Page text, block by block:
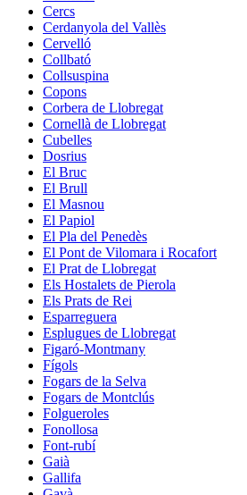
Cercs
Cerdanyola del Vallès
Cervelló
Collbató
Collsuspina
Copons
Corbera de Llobregat
Cornellà de Llobregat
Cubelles
Dosrius
El Bruc
El Brull
El Masnou
El Papiol
El Pla del Penedès
El Pont de Vilomara i Rocafort
El Prat de Llobregat
Els Hostalets de Pierola
Els Prats de Rei
Esparreguera
Esplugues de Llobregat
Figaró-Montmany
Fígols
Fogars de la Selva
Fogars de Montclús
Folgueroles
Fonollosa
Font-rubí
Gaià
Gallifa